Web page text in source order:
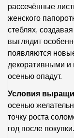
рассечённые
женского
стеблях,
выглядит
появляются
декоративными и
осенью опадут.
Условия
осенью
точку роста
год после покупки.